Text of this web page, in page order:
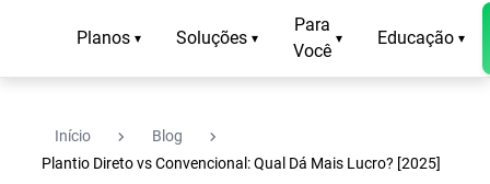
Planos ▾ Soluções ▾
Para
Você
▾ Educação ▾
Início navigate_next Blog navigate_next
Plantio Direto vs Convencional: Qual Dá Mais Lucro? [2025]